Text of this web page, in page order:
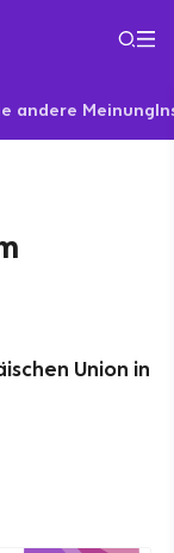
andere Meinung
Union in